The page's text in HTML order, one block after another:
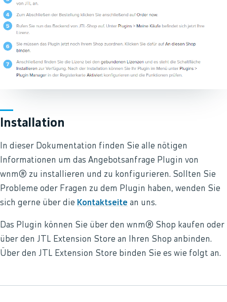
Installation
In dieser Dokumentation finden Sie alle nötigen
Informationen um das Angebotsanfrage Plugin von
wnm® zu installieren und zu konfigurieren. Sollten Sie
Probleme oder Fragen zu dem Plugin haben, wenden Sie
sich gerne über die Kontaktseite an uns.
Das Plugin können Sie über den wnm® Shop kaufen oder
über den JTL Extension Store an Ihren Shop anbinden.
Über den JTL Extension Store binden Sie es wie folgt an.